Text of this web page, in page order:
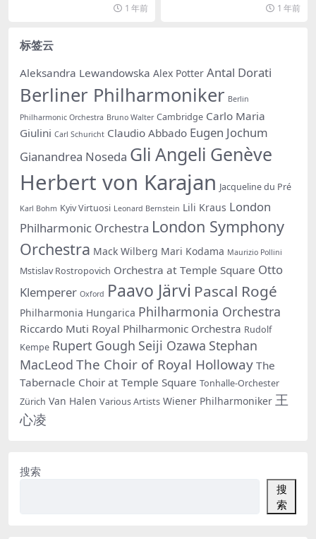
1 年前 1 年前
标签云
Aleksandra Lewandowska Alex Potter Antal Dorati
Berliner Philharmoniker Berlin
Philharmonic Orchestra Bruno Walter Cambridge Carlo Maria
Giulini Carl Schuricht Claudio Abbado Eugen Jochum
Gianandrea Noseda Gli Angeli Genève
Herbert von Karajan Jacqueline du Pré
Karl Bohm Kyiv Virtuosi Leonard Bernstein Lili Kraus London
Philharmonic Orchestra London Symphony
Orchestra Mack Wilberg Mari Kodama Maurizio Pollini
Mstislav Rostropovich Orchestra at Temple Square Otto
Klemperer Oxford Paavo Järvi Pascal Rogé
Philharmonia Hungarica Philharmonia Orchestra
Riccardo Muti Royal Philharmonic Orchestra Rudolf
Kempe Rupert Gough Seiji Ozawa Stephan
MacLeod The Choir of Royal Holloway The
Tabernacle Choir at Temple Square Tonhalle-Orchester
Zürich Van Halen Various Artists Wiener Philharmoniker 王
心凌
搜索
搜
索